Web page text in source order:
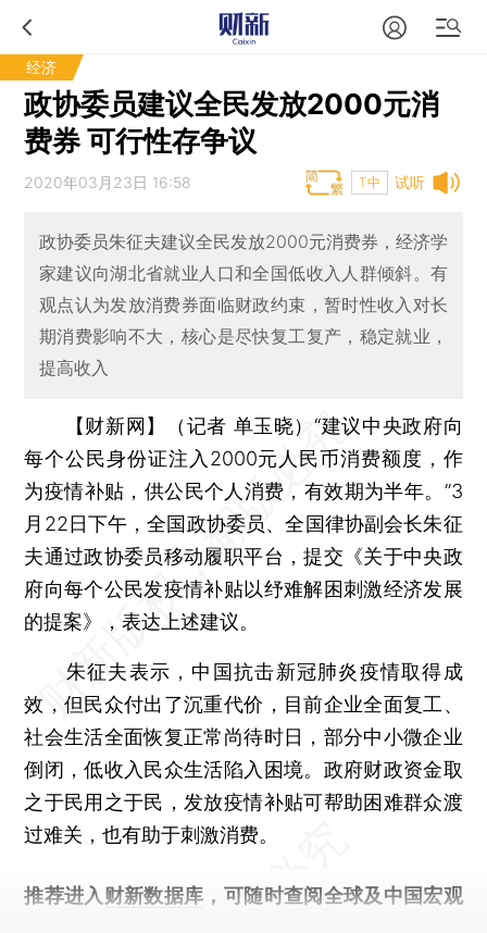
经济
政协委员建议全民发放2000元消
费券 可行性存争议
试听
2020年03月23日 16:58 T中
政协委员朱征夫建议全民发放2000元消费券，经济学
家建议向湖北省就业人口和全国低收入人群倾斜。有
观点认为发放消费券面临财政约束，暂时性收入对长
期消费影响不大，核心是尽快复工复产，稳定就业，
提高收入
【财新网】（记者 单玉晓）“建议中央政府向
每个公民身份证注入2000元人民币消费额度，作
为疫情补贴，供公民个人消费，有效期为半年。”3
月22日下午，全国政协委员、全国律协副会长朱征
夫通过政协委员移动履职平台，提交《关于中央政
府向每个公民发疫情补贴以纾难解困刺激经济发展
的提案》，表达上述建议。
朱征夫表示，中国抗击新冠肺炎疫情取得成
效，但民众付出了沉重代价，目前企业全面复工、
社会生活全面恢复正常尚待时日，部分中小微企业
倒闭，低收入民众生活陷入困境。政府财政资金取
之于民用之于民，发放疫情补贴可帮助困难群众渡
过难关，也有助于刺激消费。
推荐进入 财新数据库 ，可随时查阅全球及中国宏观